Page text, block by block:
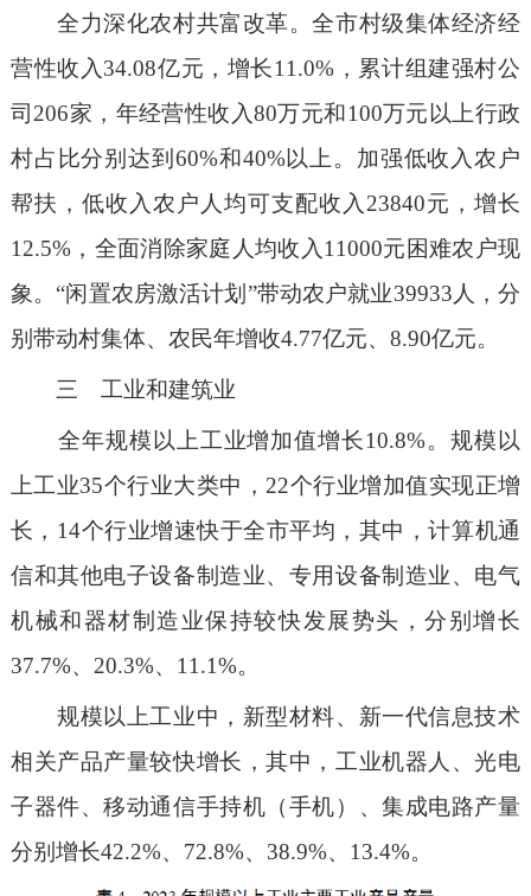
全力深化农村共富改革。全市村级集体经济经
营性收入34.08亿元，增长11.0%，累计组建强村公
司206家，年经营性收入80万元和100万元以上行政
村占比分别达到60%和40%以上。加强低收入农户
帮扶，低收入农户人均可支配收入23840元，增长
12.5%，全面消除家庭人均收入11000元困难农户现
象。“闲置农房激活计划”带动农户就业39933人，分
别带动村集体、农民年增收4.77亿元、8.90亿元。
三 工业和建筑业
全年规模以上工业增加值增长10.8%。规模以
上工业35个行业大类中，22个行业增加值实现正增
长，14个行业增速快于全市平均，其中，计算机通
信和其他电子设备制造业、专用设备制造业、电气
机械和器材制造业保持较快发展势头，分别增长
37.7%、20.3%、11.1%。
规模以上工业中，新型材料、新一代信息技术
相关产品产量较快增长，其中，工业机器人、光电
子器件、移动通信手持机（手机）、集成电路产量
分别增长42.2%、72.8%、38.9%、13.4%。